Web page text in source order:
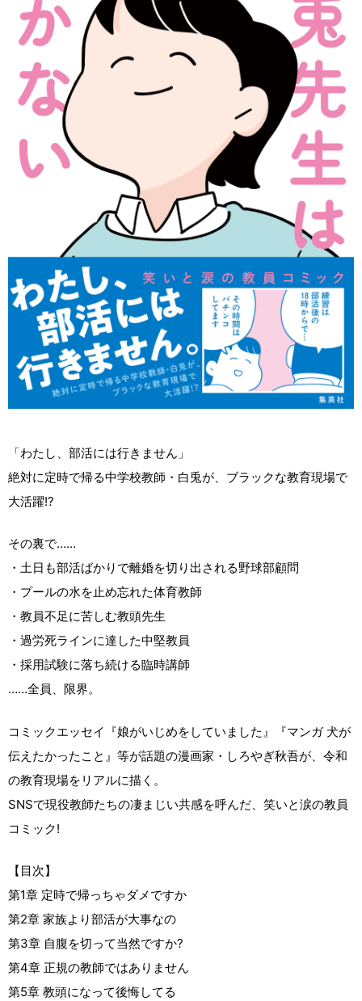
「わたし、部活には行きません」
絶対に定時で帰る中学校教師・白兎が、ブラックな教育現場で
大活躍!?
その裏で……
・土日も部活ばかりで離婚を切り出される野球部顧問
・プールの水を止め忘れた体育教師
・教員不足に苦しむ教頭先生
・過労死ラインに達した中堅教員
・採用試験に落ち続ける臨時講師
……全員、限界。
コミックエッセイ『娘がいじめをしていました』『マンガ 犬が
伝えたかったこと』等が話題の漫画家・しろやぎ秋吾が、令和
の教育現場をリアルに描く。
SNSで現役教師たちの凄まじい共感を呼んだ、笑いと涙の教員
コミック!
【目次】
第1章 定時で帰っちゃダメですか
第2章 家族より部活が大事なの
第3章 自腹を切って当然ですか?
第4章 正規の教師ではありません
第5章 教頭になって後悔してる